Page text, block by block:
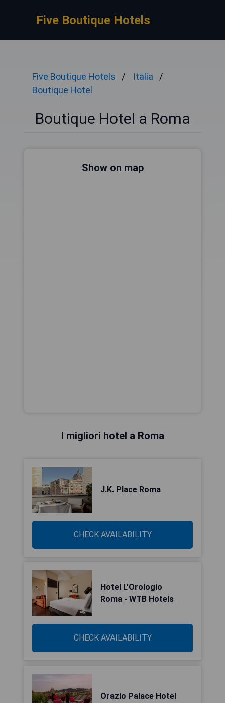
Five Boutique Hotels
Five Boutique Hotels
Italia
Boutique Hotel
Boutique Hotel a Roma
Show on map
I migliori hotel a Roma
J.K. Place Roma
CHECK AVAILABILITY
Hotel L'Orologio
Roma - WTB Hotels
CHECK AVAILABILITY
Orazio Palace Hotel